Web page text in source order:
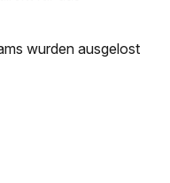
wurden ausgelost